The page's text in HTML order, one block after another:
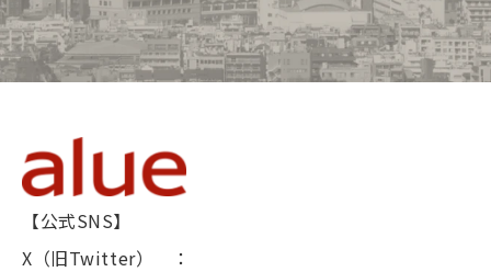
【公式SNS】
X（旧Twitter） ：